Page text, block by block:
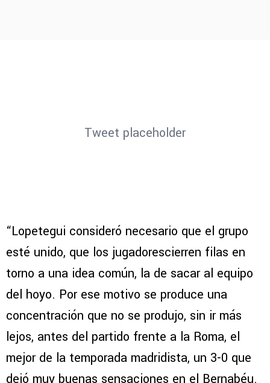
Tweet placeholder
“Lopetegui consideró necesario que el grupo
esté unido, que los jugadorescierren filas en
torno a una idea común, la de sacar al equipo
del hoyo. Por ese motivo se produce una
concentración que no se produjo, sin ir más
lejos, antes del partido frente a la Roma, el
mejor de la temporada madridista, un 3-0 que
dejó muy buenas sensaciones en el Bernabéu.